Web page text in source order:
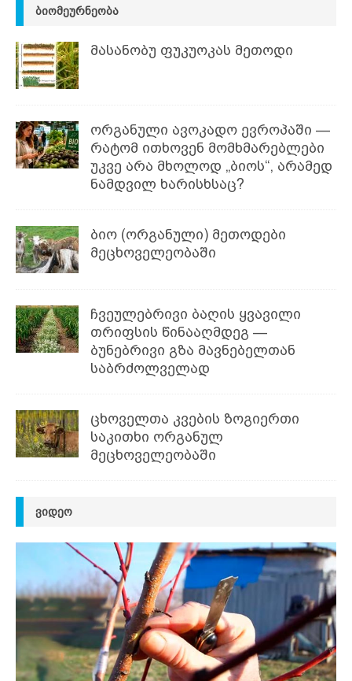
ᲑᲘᲝᲛᲔᲣᲠᲜᲔᲝᲑᲐ
მასანობუ ფუკუოკას მეთოდი
ორგანული ავოკადო ევროპაში —
რატომ ითხოვენ მომხმარებლები
უკვე არა მხოლოდ „ბიოს“, არამედ
ნამდვილ ხარისხსაც?
ბიო (ორგანული) მეთოდები
მეცხოველეობაში
ჩვეულებრივი ბაღის ყვავილი
თრიფსის წინააღმდეგ —
ბუნებრივი გზა მავნებელთან
საბრძოლველად
ცხოველთა კვების ზოგიერთი
საკითხი ორგანულ
მეცხოველეობაში
ᲕᲘᲓᲔᲝ